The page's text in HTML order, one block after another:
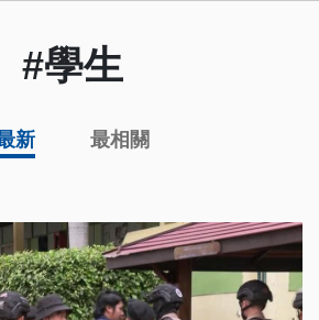
#學生
新 最相關